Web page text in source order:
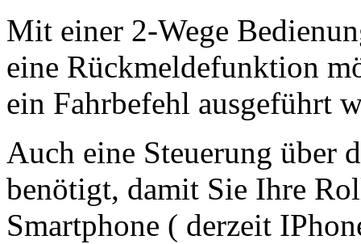
Mit einer 2-Wege
eine Rückmeldefunktion
ein Fahrbefehl ausgeführt
Auch eine Steuerung über
benötigt, damit Sie Ihre
Smartphone ( derzeit